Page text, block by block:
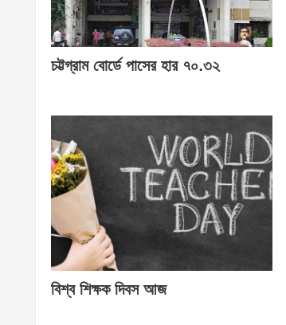
চট্টগ্রাম বোর্ডে পাসের হার ৭০.৩২
বিশ্ব শিক্ষক দিবস আজ